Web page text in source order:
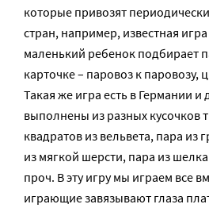
которые привозят
стран, например, известная
маленький ребенок подбирает
карточке – паровоз к паровозу,
Такая же игра есть в Германии
выполнены из разных кусочков
квадратов из вельвета, пара из
из мягкой шерсти, пара из
проч. В эту игру мы играем все
играющие завязывают глаза